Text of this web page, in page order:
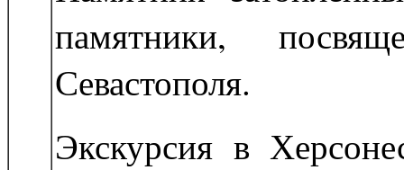
памятники,
Севастополя.
Экскурсия в